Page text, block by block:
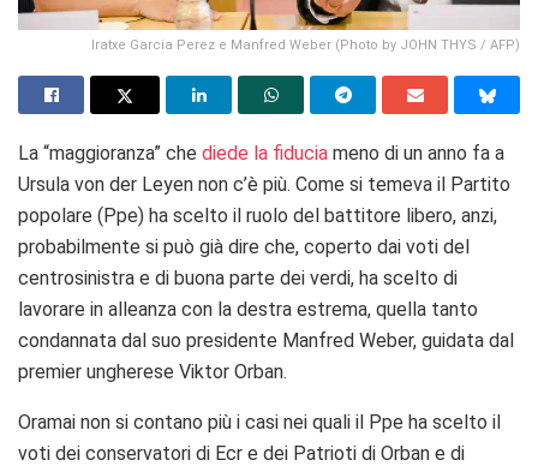
Iratxe Garcia Perez e Manfred Weber (Photo by JOHN THYS / AFP)
La “maggioranza” che diede la fiducia meno di un anno fa a
Ursula von der Leyen non c’è più. Come si temeva il Partito
popolare (Ppe) ha scelto il ruolo del battitore libero, anzi,
probabilmente si può già dire che, coperto dai voti del
centrosinistra e di buona parte dei verdi, ha scelto di
lavorare in alleanza con la destra estrema, quella tanto
condannata dal suo presidente Manfred Weber, guidata dal
premier ungherese Viktor Orban.
Oramai non si contano più i casi nei quali il Ppe ha scelto il
voti dei conservatori di Ecr e dei Patrioti di Orban e di